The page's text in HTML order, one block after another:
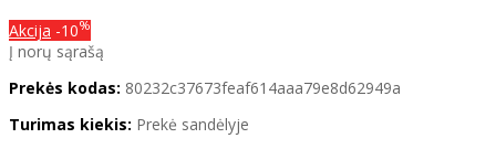
Akcija -10%
Į norų sąrašą
Prekės kodas: 80232c37673feaf614aaa79e8d62949a
Turimas kiekis: Prekė sandėlyje